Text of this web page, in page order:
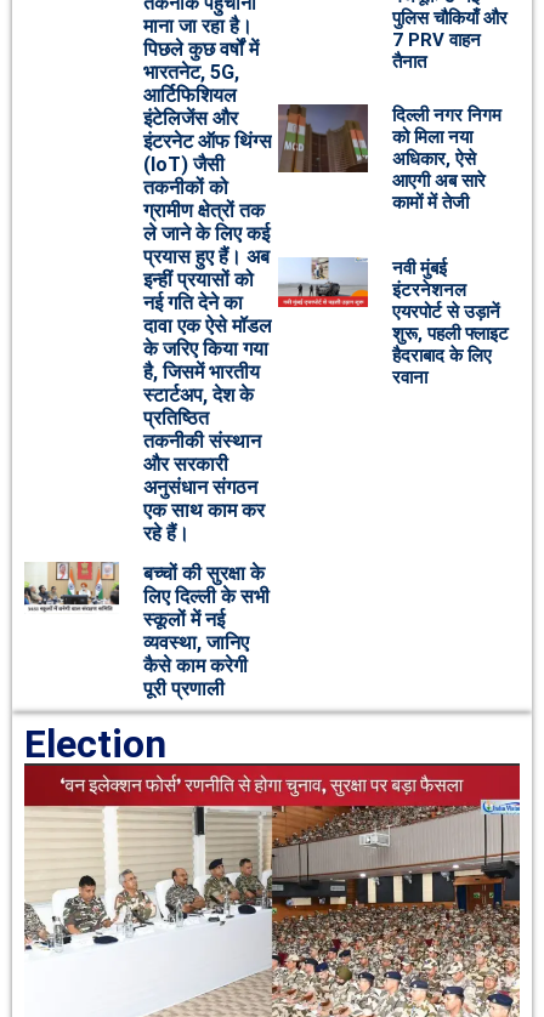
माना जा रहा है।
पिछले कुछ वर्षों में
भारतनेट, 5G,
आर्टिफिशियल
इंटेलिजेंस और
इंटरनेट ऑफ थिंग्स
(IoT) जैसी
तकनीकों को
ग्रामीण क्षेत्रों तक
ले जाने के लिए कई
प्रयास हुए हैं। अब
इन्हीं प्रयासों को
नई गति देने का
दावा एक ऐसे मॉडल
के जरिए किया गया
है, जिसमें भारतीय
स्टार्टअप, देश के
प्रतिष्ठित
तकनीकी संस्थान
और सरकारी
अनुसंधान संगठन
एक साथ काम कर
रहे हैं।
बच्चों की सुरक्षा के
लिए दिल्ली के सभी
स्कूलों में नई
व्यवस्था, जानिए
कैसे काम करेगी
पूरी प्रणाली
पुलिस चौकियाँ और
7 PRV वाहन
तैनात
दिल्ली नगर निगम
को मिला नया
अधिकार, ऐसे
आएगी अब सारे
कामों में तेजी
नवी मुंबई
इंटरनेशनल
एयरपोर्ट से उड़ानें
शुरू, पहली फ्लाइट
हैदराबाद के लिए
रवाना
Election